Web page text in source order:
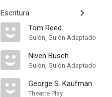
Escritura
Tom Reed
Guión, Guión Adaptado
Niven Busch
Guión, Guión Adaptado
George S. Kaufman
Theatre Play